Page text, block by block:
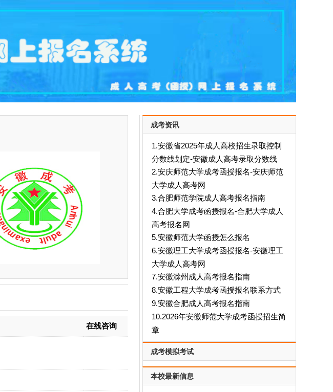
在线咨询
成考资讯
1.安徽省2025年成人高校招生录取控制
分数线划定-安徽成人高考录取分数线
2.安庆师范大学成考函授报名-安庆师范
大学成人高考网
3.合肥师范学院成人高考报名指南
4.合肥大学成考函授报名-合肥大学成人
高考报名网
5.安徽师范大学函授怎么报名
6.安徽理工大学成考函授报名-安徽理工
大学成人高考网
7.安徽滁州成人高考报名指南
8.安徽工程大学成考函授报名联系方式
9.安徽合肥成人高考报名指南
10.2026年安徽师范大学成考函授招生简
章
成考模拟考试
本校最新信息